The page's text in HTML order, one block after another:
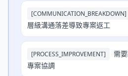
[COMMUNICATION_BREAKDOWN]
層級溝通落差導致專案返工
[PROCESS_IMPROVEMENT]
需
專案協調